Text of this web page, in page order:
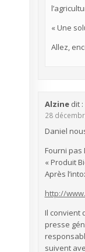
« Une
Allez,
Alzine dit :
28
Daniel
Fourni pas
« Produit
Après
http://
Il convient
presse
suivent